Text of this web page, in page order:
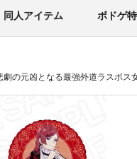
同人アイテム ボドゲ
の元凶となる最強外道ラスボ